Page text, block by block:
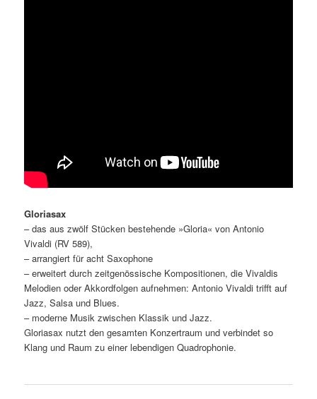
Gloriasax
– das aus zwölf Stücken bestehende »Gloria« von Antonio
Vivaldi (RV 589),
– arrangiert für acht Saxophone
– erweitert durch zeitgenössische Kompositionen, die Vivaldis
Melodien oder Akkordfolgen aufnehmen: Antonio Vivaldi trifft auf
Jazz, Salsa und Blues.
– moderne Musik zwischen Klassik und Jazz.
Gloriasax nutzt den gesamten Konzertraum und verbindet so
Klang und Raum zu einer lebendigen Quadrophonie.